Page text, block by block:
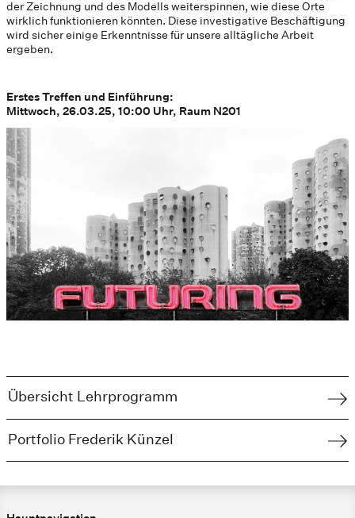
der Zeichnung und des Modells weiterspinnen, wie diese Orte
wirklich funktionieren könnten. Diese investigative Beschäftigung
wird sicher einige Erkenntnisse für unsere alltägliche Arbeit
ergeben.
Erstes Treffen und Einführung:
Mittwoch, 26.03.25, 10:00 Uhr, Raum N201
Übersicht Lehrprogramm
Portfolio Frederik Künzel